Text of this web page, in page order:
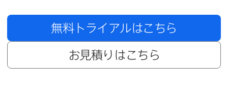
無料トライアルは​こちら
お見積りは​こちら